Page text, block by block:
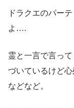
ドラクエのパー
よ….
霊と一言で言っ
づいているけど
などなど。